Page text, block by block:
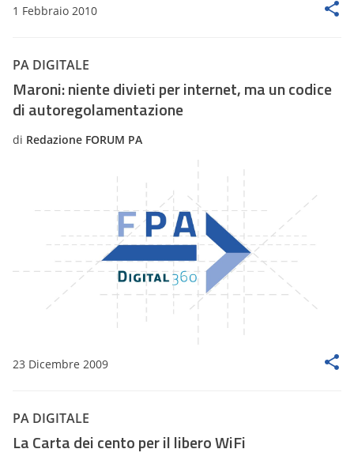
1 Febbraio 2010
PA DIGITALE
Maroni: niente divieti per internet, ma un codice
di autoregolamentazione
di Redazione FORUM PA
23 Dicembre 2009
PA DIGITALE
La Carta dei cento per il libero WiFi